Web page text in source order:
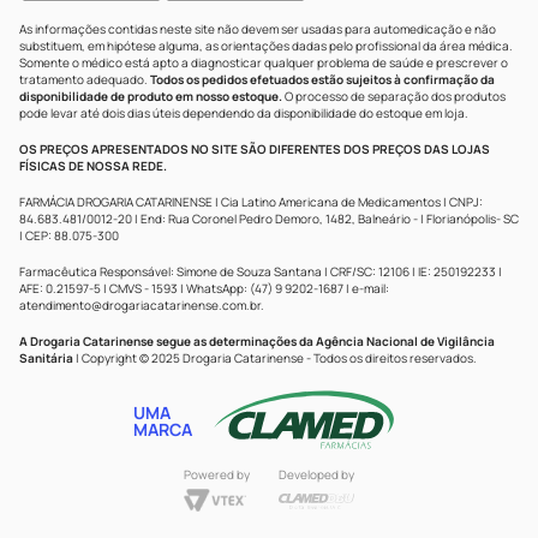
As informações contidas neste site não devem ser usadas para automedicação e não
substituem, em hipótese alguma, as orientações dadas pelo profissional da área médica.
Somente o médico está apto a diagnosticar qualquer problema de saúde e prescrever o
tratamento adequado. Todos os pedidos efetuados estão sujeitos à confirmação da
disponibilidade de produto em nosso estoque.O processo de separação dos produtos
pode levar até dois dias úteis dependendo da disponibilidade do estoque em loja.
OS PREÇOS APRESENTADOS NO SITE SÃO DIFERENTES DOS PREÇOS DAS LOJAS
FÍSICAS DE NOSSA REDE.
FARMÁCIA DROGARIA CATARINENSE | Cia Latino Americana de Medicamentos | CNPJ:
84.683.481/0012-20 | End: Rua Coronel Pedro Demoro, 1482, Balneário - | Florianópolis- SC
| CEP: 88.075-300
Farmacêutica Responsável: Simone de Souza Santana | CRF/SC: 12106 | IE: 250192233 |
AFE: 0.21597-5 | CMVS - 1593 | WhatsApp: (47) 9 9202-1687 | e-mail:
atendimento@drogariacatarinense.com.br.
A Drogaria Catarinense segue as determinações da Agência Nacional de Vigilância
Sanitária | Copyright © 2025 Drogaria Catarinense - Todos os direitos reservados.
UMA
MARCA
Powered by Developed by